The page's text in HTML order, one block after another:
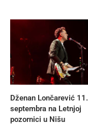
Dženan Lončarević 11.
septembra na Letnjoj
pozornici u Nišu